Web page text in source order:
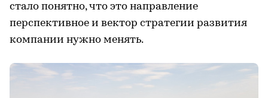
стало понятно, что это направление
перспективное и вектор стратегии развития
компании нужно менять.